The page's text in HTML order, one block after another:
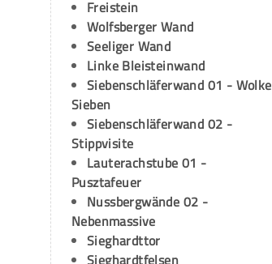
Freistein
Wolfsberger Wand
Seeliger Wand
Linke Bleisteinwand
Siebenschläferwand 01 - Wolke
Sieben
Siebenschläferwand 02 -
Stippvisite
Lauterachstube 01 -
Pusztafeuer
Nussbergwände 02 -
Nebenmassive
Sieghardttor
Sieghardtfelsen